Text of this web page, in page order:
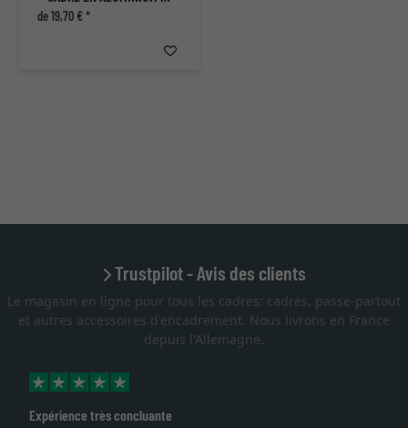
de 19,70 € *
Trustpilot - Avis des clients
Le magasin en ligne pour tous les cadres: cadres, passe-partout
et autres accessoires d'encadrement. Nous livrons en France
depuis l'Allemagne.
Expérience très concluante